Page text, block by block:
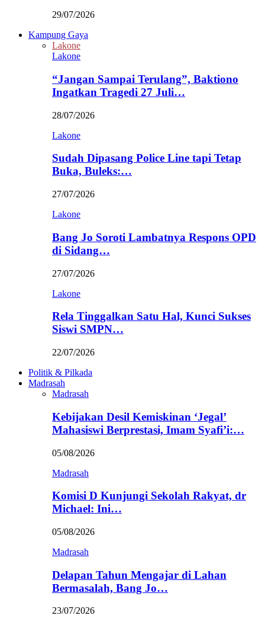
29/07/2026
Kampung Gaya
Lakone
Lakone
“Jangan Sampai Terulang”, Baktiono
Ingatkan Tragedi 27 Juli…
28/07/2026
Lakone
Sudah Dipasang Police Line tapi Tetap
Buka, Buleks:…
27/07/2026
Lakone
Bang Jo Soroti Lambatnya Respons OPD
di Sidang…
27/07/2026
Lakone
Rela Tinggalkan Satu Hal, Kunci Sukses
Siswi SMPN…
22/07/2026
Politik & Pilkada
Madrasah
Madrasah
Kebijakan Desil Kemiskinan ‘Jegal’
Mahasiswi Berprestasi, Imam Syafi’i:…
05/08/2026
Madrasah
Komisi D Kunjungi Sekolah Rakyat, dr
Michael: Ini…
05/08/2026
Madrasah
Delapan Tahun Mengajar di Lahan
Bermasalah, Bang Jo…
23/07/2026